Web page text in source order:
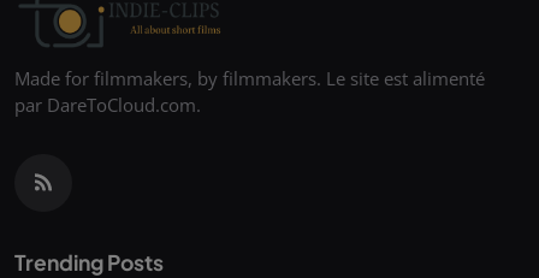
Made for filmmakers, by filmmakers. Le site est alimenté
par DareToCloud.com.
Trending Posts